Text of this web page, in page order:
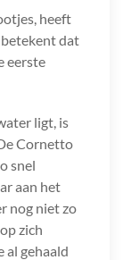
heeft
dat
eerste
ligt, is
Cornetto
snel
aan het
nog niet zo
zich
al gehaald